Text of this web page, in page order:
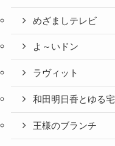
めざましテレビ
よ～いドン
ラヴィット
和田明日香とゆる
王様のブランチ